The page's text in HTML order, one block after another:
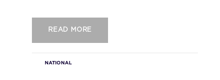
READ MORE
NATIONAL